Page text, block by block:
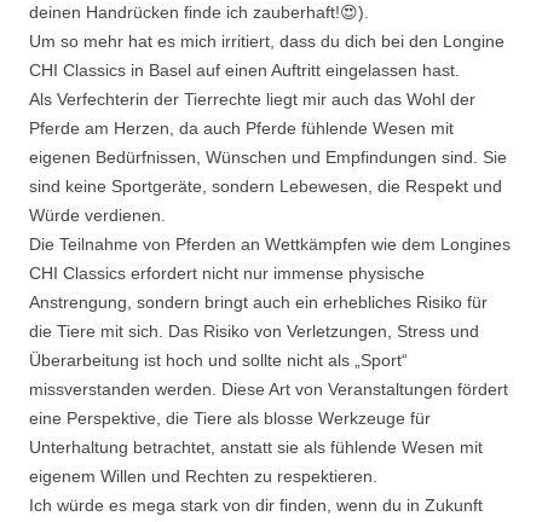
deinen Handrücken finde ich zauberhaft!😍).
Um so mehr hat es mich irritiert, dass du dich bei den Longine
CHI Classics in Basel auf einen Auftritt eingelassen hast.
Als Verfechterin der Tierrechte liegt mir auch das Wohl der
Pferde am Herzen, da auch Pferde fühlende Wesen mit
eigenen Bedürfnissen, Wünschen und Empfindungen sind. Sie
sind keine Sportgeräte, sondern Lebewesen, die Respekt und
Würde verdienen.
Die Teilnahme von Pferden an Wettkämpfen wie dem Longines
CHI Classics erfordert nicht nur immense physische
Anstrengung, sondern bringt auch ein erhebliches Risiko für
die Tiere mit sich. Das Risiko von Verletzungen, Stress und
Überarbeitung ist hoch und sollte nicht als „Sport“
missverstanden werden. Diese Art von Veranstaltungen fördert
eine Perspektive, die Tiere als blosse Werkzeuge für
Unterhaltung betrachtet, anstatt sie als fühlende Wesen mit
eigenem Willen und Rechten zu respektieren.
Ich würde es mega stark von dir finden, wenn du in Zukunft